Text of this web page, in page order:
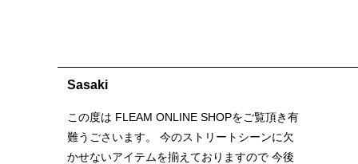
Sasaki
この度は FLEAM ONLINE SHOPをご覧頂き有
難うごさいます。 今のストリートシーンに欠
かせないアイテムを揃えておりますので 今後